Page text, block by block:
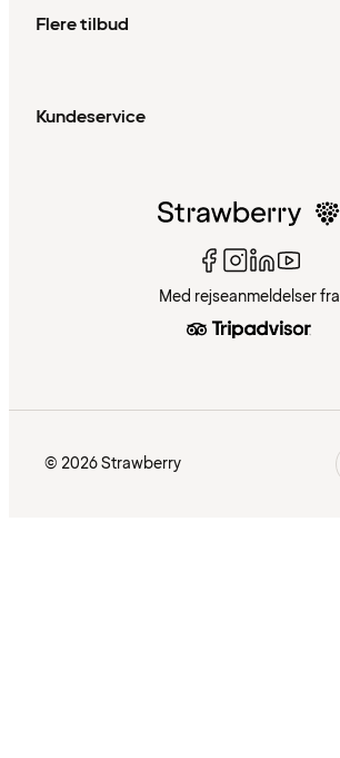
Flere tilbud
Kundeservice
Med rejseanmeldelser fra
© 2026 Strawberry